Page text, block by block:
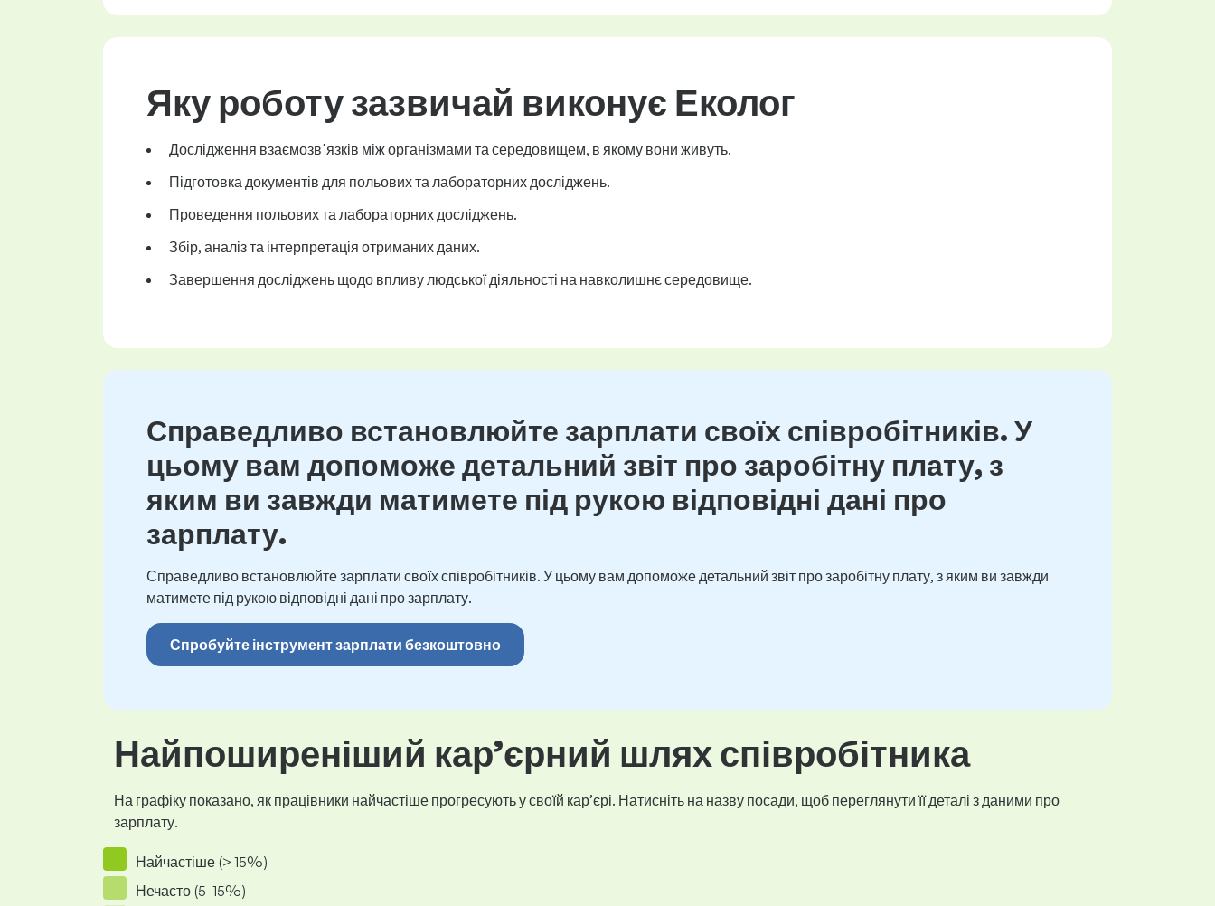
Яку роботу зазвичай виконує Еколог
Дослідження взаємозв'язків між організмами та середовищем, в якому вони живуть.
Підготовка документів для польових та лабораторних досліджень.
Проведення польових та лабораторних досліджень.
Збір, аналіз та інтерпретація отриманих даних.
Завершення досліджень щодо впливу людської діяльності на навколишнє середовище.
Справедливо встановлюйте зарплати своїх співробітників. У
цьому вам допоможе детальний звіт про заробітну плату, з
яким ви завжди матимете під рукою відповідні дані про
зарплату.
Справедливо встановлюйте зарплати своїх співробітників. У цьому вам допоможе детальний звіт про заробітну плату, з яким ви завжди
матимете під рукою відповідні дані про зарплату.
Спробуйте інструмент зарплати безкоштовно
Найпоширеніший кар’єрний шлях співробітника
На графіку показано, як працівники найчастіше прогресують у своїй кар’єрі. Натисніть на назву посади, щоб переглянути її деталі з даними про
зарплату.
Найчастіше (> 15%)
Нечасто (5-15%)